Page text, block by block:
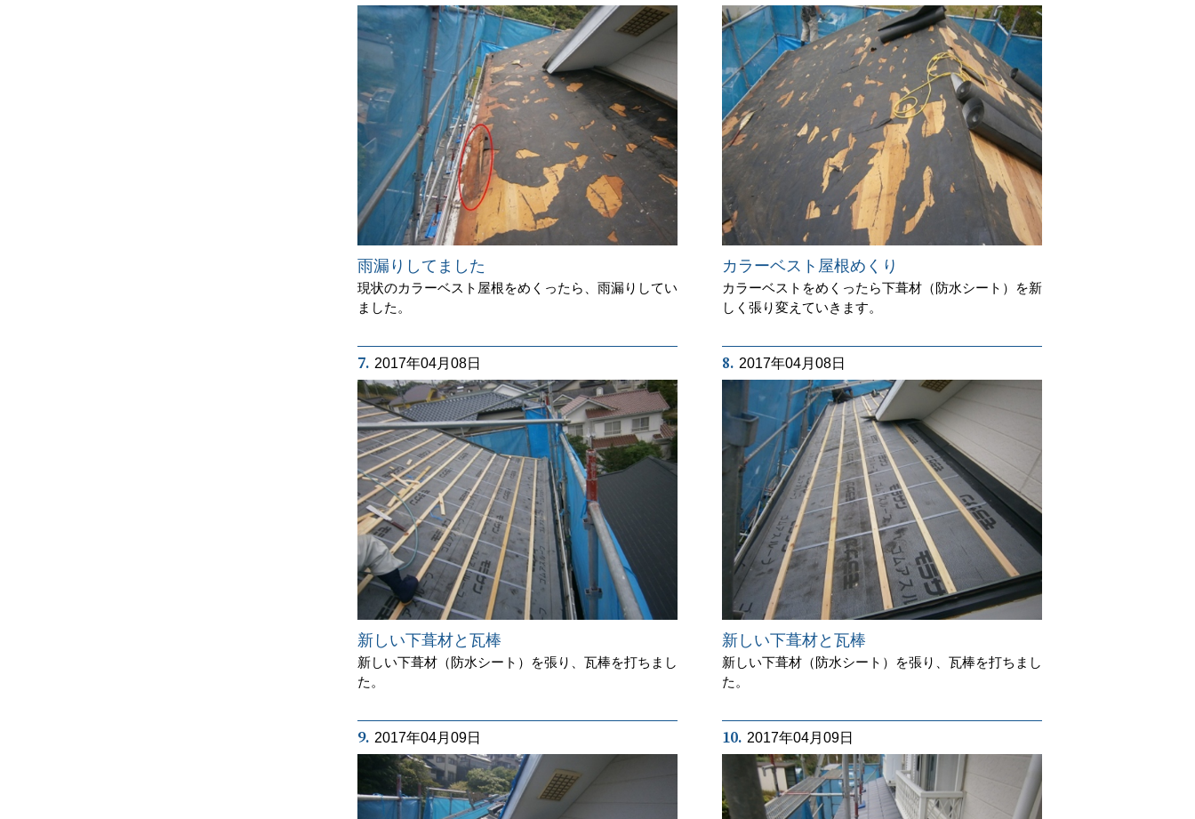
雨漏りしてました
現状のカラーベスト屋根をめくったら、雨漏りしてい
ました。
カラーベスト屋根めくり
カラーベストをめくったら下葺材（防水シート）を新
しく張り変えていきます。
7. 2017年04月08日
新しい下葺材と瓦棒
新しい下葺材（防水シート）を張り、瓦棒を打ちまし
た。
8. 2017年04月08日
新しい下葺材と瓦棒
新しい下葺材（防水シート）を張り、瓦棒を打ちまし
た。
9. 2017年04月09日 10. 2017年04月09日